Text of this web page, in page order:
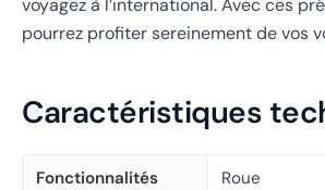
voyagez à l’international. Avec ces
pourrez profiter sereinement de vos
Caractéristiques
Fonctionnalités
Roue